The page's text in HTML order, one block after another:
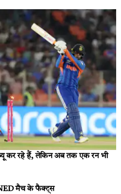
कर रहे हैं, लेकिन अब तक एक रन भी
मैच के फैक्ट्स